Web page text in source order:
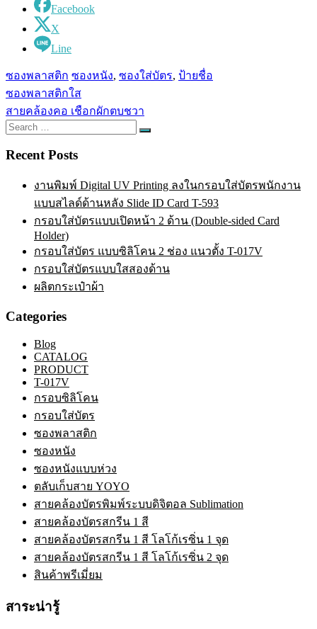
Facebook
X
Line
ซองพลาสติก ซองหนัง, ซองใส่บัตร, ป้ายชื่อ
Post
navigation
ซองพลาสติกใส
สายคล้องคอ เชือกผักตบชวา
Search
for:
Search
Recent Posts
งานพิมพ์ Digital UV Printing ลงในกรอบใส่บัตรพนักงาน
แบบสไลด์ด้านหลัง Slide ID Card T-593
กรอบใส่บัตรแบบเปิดหน้า 2 ด้าน (Double-sided Card
Holder)
กรอบใส่บัตร แบบซิลิโคน 2 ช่อง แนวตั้ง T-017V
กรอบใส่บัตรแบบใสสองด้าน
ผลิตกระเป๋าผ้า
Categories
Blog
CATALOG
PRODUCT
T-017V
กรอบซิลิโคน
กรอบใส่บัตร
ซองพลาสติก
ซองหนัง
ซองหนังแบบห่วง
ตลับเก็บสาย YOYO
สายคล้องบัตรพิมพ์ระบบดิจิตอล Sublimation
สายคล้องบัตรสกรีน 1 สี
สายคล้องบัตรสกรีน 1 สี โลโก้เรซิ่น 1 จุด
สายคล้องบัตรสกรีน 1 สี โลโก้เรซิ่น 2 จุด
สินค้าพรีเมี่ยม
สาระน่ารู้